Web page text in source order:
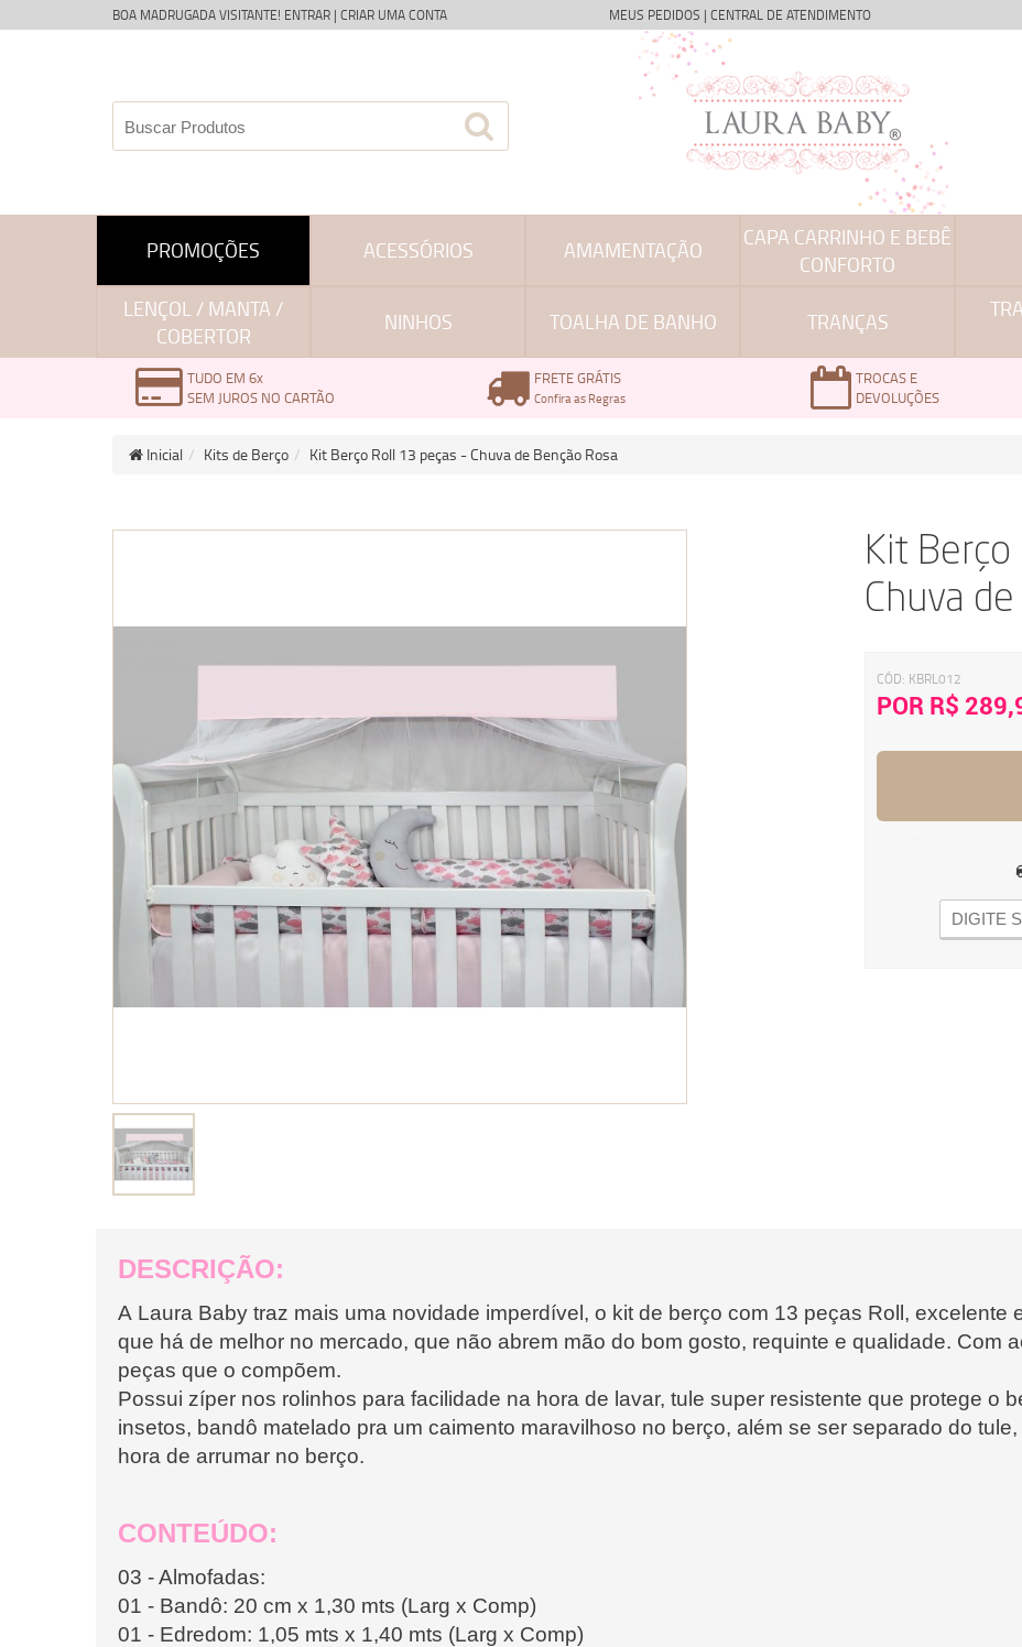
BOA MADRUGADA VISITANTE! ENTRAR | CRIAR UMA CONTA MEUS PEDIDOS | CENTRAL DE ATENDIMENTO
PROMOÇÕES ACESSÓRIOS AMAMENTAÇÃO
CAPA CARRINHO E BEBÊ
CONFORTO
LENÇOL / MANTA /
COBERTOR
NINHOS TOALHA DE BANHO TRANÇAS
TUDO EM 6x
SEM JUROS NO CARTÃO
FRETE GRÁTIS
Confira as Regras
TROCAS E
DEVOLUÇÕES
Inicial Kits de Berço Kit Berço Roll 13 peças - Chuva de Benção Rosa
Kit
Chuva
CÓD: KBRL012
POR R$
DESCRIÇÃO:
A Laura Baby traz mais uma novidade imperdível, o kit de berço com 13 peças Roll, excelente
que há de melhor no mercado, que não abrem mão do bom gosto, requinte e qualidade. Com
peças que o compõem.
Possui zíper nos rolinhos para facilidade na hora de lavar, tule super resistente que protege o
insetos, bandô matelado pra um caimento maravilhoso no berço, além se ser separado do
hora de arrumar no berço.
CONTEÚDO:
03 - Almofadas:
01 - Bandô: 20 cm x 1,30 mts (Larg x Comp)
01 - Edredom: 1,05 mts x 1,40 mts (Larg x Comp)